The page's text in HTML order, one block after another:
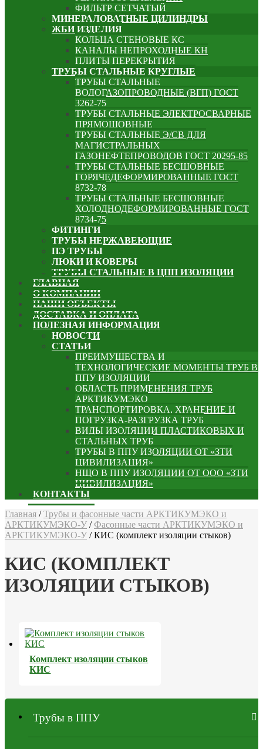
ФИЛЬТР СЕТЧАТЫЙ
МИНЕРАЛОВАТНЫЕ ЦИЛИНДРЫ
ЖБИ ИЗДЕЛИЯ
КОЛЬЦА СТЕНОВЫЕ КС
КАНАЛЫ НЕПРОХОДНЫЕ КН
ПЛИТЫ ПЕРЕКРЫТИЯ
ТРУБЫ СТАЛЬНЫЕ КРУГЛЫЕ
ТРУБЫ СТАЛЬНЫЕ
ВОДОГАЗОПРОВОДНЫЕ (ВГП) ГОСТ
3262-75
ТРУБЫ СТАЛЬНЫЕ ЭЛЕКТРОСВАРНЫЕ
ПРЯМОШОВНЫЕ
ТРУБЫ СТАЛЬНЫЕ Э/СВ ДЛЯ
МАГИСТРАЛЬНЫХ
ГАЗОНЕФТЕПРОВОДОВ ГОСТ 20295-85
ТРУБЫ СТАЛЬНЫЕ БЕСШОВНЫЕ
ГОРЯЧЕДЕФОРМИРОВАННЫЕ ГОСТ
8732-78
ТРУБЫ СТАЛЬНЫЕ БЕСШОВНЫЕ
ХОЛОДНОДЕФОРМИРОВАННЫЕ ГОСТ
8734-75
ФИТИНГИ
ТРУБЫ НЕРЖАВЕЮЩИЕ
ПЭ ТРУБЫ
ЛЮКИ И КОВЕРЫ
ТРУБЫ СТАЛЬНЫЕ В ЦПП ИЗОЛЯЦИИ
ГЛАВНАЯ
О КОМПАНИИ
НАШИ ОБЪЕКТЫ
ДОСТАВКА И ОПЛАТА
ПОЛЕЗНАЯ ИНФОРМАЦИЯ
НОВОСТИ
СТАТЬИ
ПРЕИМУЩЕСТВА И
ТЕХНОЛОГИЧЕСКИЕ МОМЕНТЫ ТРУБ В
ППУ ИЗОЛЯЦИИ
ОБЛАСТЬ ПРИМЕНЕНИЯ ТРУБ
АРКТИКУМЭКО
ТРАНСПОРТИРОВКА, ХРАНЕНИЕ И
ПОГРУЗКА-РАЗГРУЗКА ТРУБ
ВИДЫ ИЗОЛЯЦИИ ПЛАСТИКОВЫХ И
СТАЛЬНЫХ ТРУБ
ТРУБЫ В ППУ ИЗОЛЯЦИИ ОТ «ЗТИ
ЦИВИЛИЗАЦИЯ»
НЩО В ППУ ИЗОЛЯЦИИ ОТ ООО «ЗТИ
ЦИВИЛИЗАЦИЯ»
КОНТАКТЫ
Главная /Трубы и фасонные части АРКТИКУМЭКО и
АРКТИКУМЭКО-У /Фасонные части АРКТИКУМЭКО и
АРКТИКУМЭКО-У /КИС (комплект изоляции стыков)
КИС (КОМПЛЕКТ
ИЗОЛЯЦИИ СТЫКОВ)
Комплект изоляции стыков
КИС
Трубы в ППУ